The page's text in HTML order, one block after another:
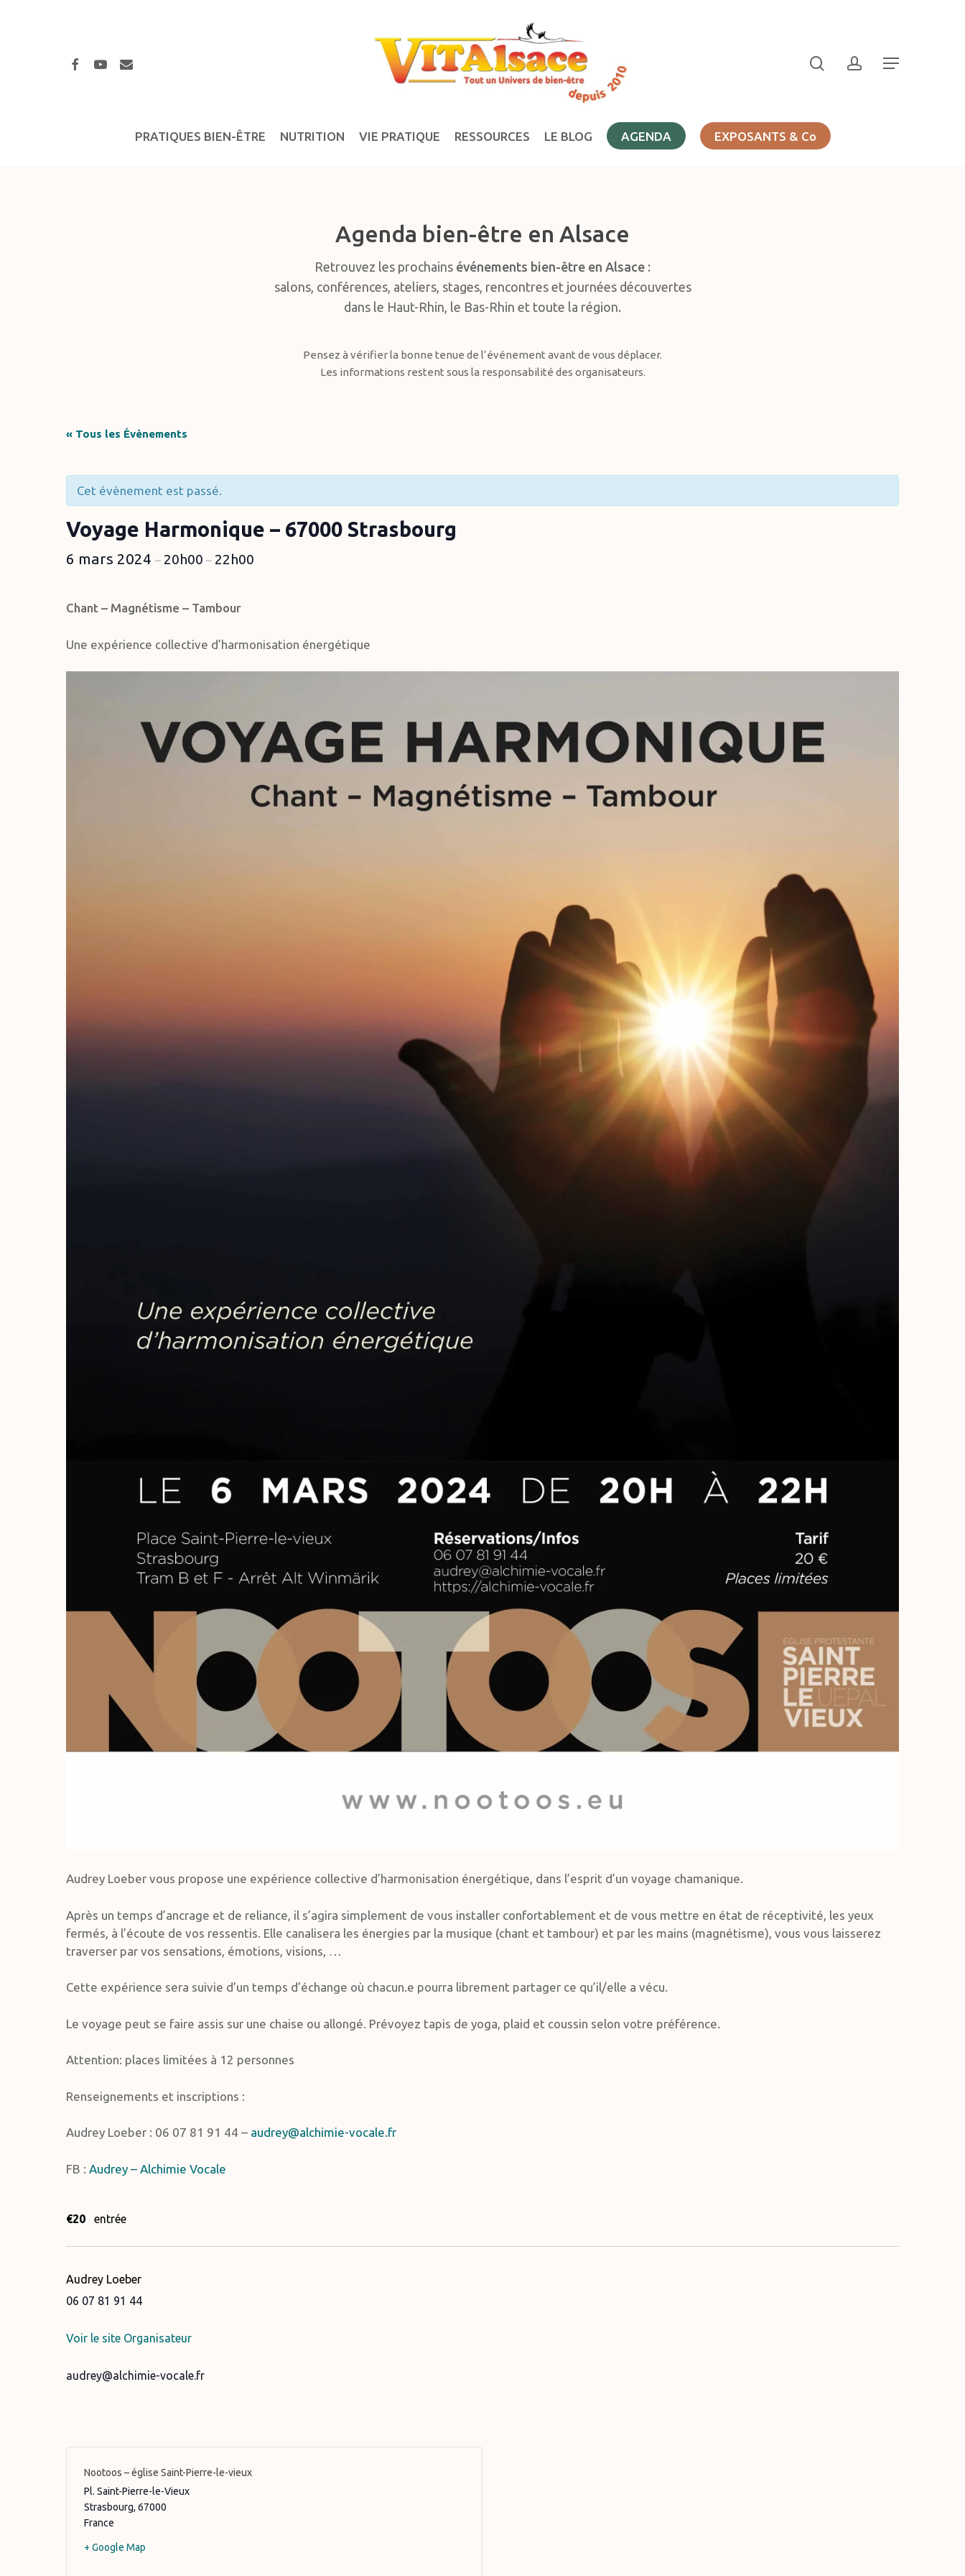
Hit enter to search or ESC to close
facebookyoutube
email Menu
PRATIQUES BIEN-ÊTRE NUTRITION VIE PRATIQUE RESSOURCES LE BLOG AGENDA EXPOSANTS & Co
Agenda bien-être en Alsace
Retrouvez les prochains événements bien-être en Alsace :
salons, conférences, ateliers, stages, rencontres et journées découvertes
dans le Haut-Rhin, le Bas-Rhin et toute la région.
Pensez à vérifier la bonne tenue de l’événement avant de vous déplacer.
Les informations restent sous la responsabilité des organisateurs.
« Tous les Évènements
Cet évènement est passé.
Voyage Harmonique – 67000 Strasbourg
6 mars 2024 – 20h00 – 22h00
Chant – Magnétisme – Tambour
Une expérience collective d’harmonisation énergétique
Audrey Loeber vous propose une expérience collective d’harmonisation énergétique, dans l’esprit d’un voyage chamanique.
Après un temps d’ancrage et de reliance, il s’agira simplement de vous installer confortablement et de vous mettre en état de réceptivité, les yeux
fermés, à l’écoute de vos ressentis. Elle canalisera les énergies par la musique (chant et tambour) et par les mains (magnétisme), vous vous laisserez
traverser par vos sensations, émotions, visions, …
Cette expérience sera suivie d’un temps d’échange où chacun.e pourra librement partager ce qu’il/elle a vécu.
Le voyage peut se faire assis sur une chaise ou allongé. Prévoyez tapis de yoga, plaid et coussin selon votre préférence.
Attention: places limitées à 12 personnes
Renseignements et inscriptions :
Audrey Loeber : 06 07 81 91 44 – audrey@alchimie-vocale.fr
FB : Audrey – Alchimie Vocale
€20 entrée
Audrey Loeber
06 07 81 91 44
Voir le site Organisateur
audrey@alchimie-vocale.fr
Nootoos – église Saint-Pierre-le-vieux
Pl. Saint-Pierre-le-Vieux
Strasbourg, 67000
France
+ Google Map